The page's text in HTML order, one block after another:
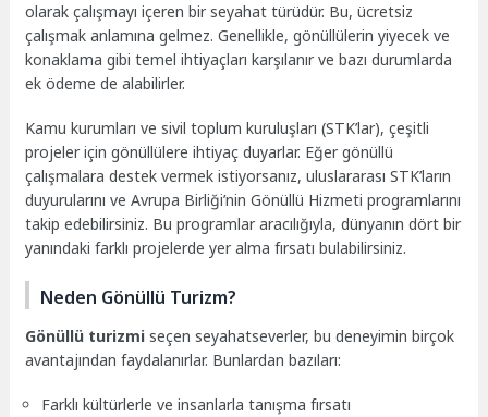
olarak çalışmayı içeren bir seyahat türüdür. Bu, ücretsiz
çalışmak anlamına gelmez. Genellikle, gönüllülerin yiyecek ve
konaklama gibi temel ihtiyaçları karşılanır ve bazı durumlarda
ek ödeme de alabilirler.
Kamu kurumları ve sivil toplum kuruluşları (STK’lar), çeşitli
projeler için gönüllülere ihtiyaç duyarlar. Eğer gönüllü
çalışmalara destek vermek istiyorsanız, uluslararası STK’ların
duyurularını ve Avrupa Birliği’nin Gönüllü Hizmeti programlarını
takip edebilirsiniz. Bu programlar aracılığıyla, dünyanın dört bir
yanındaki farklı projelerde yer alma fırsatı bulabilirsiniz.
Neden Gönüllü Turizm?
Gönüllü turizmi seçen seyahatseverler, bu deneyimin birçok
avantajından faydalanırlar. Bunlardan bazıları:
Farklı kültürlerle ve insanlarla tanışma fırsatı